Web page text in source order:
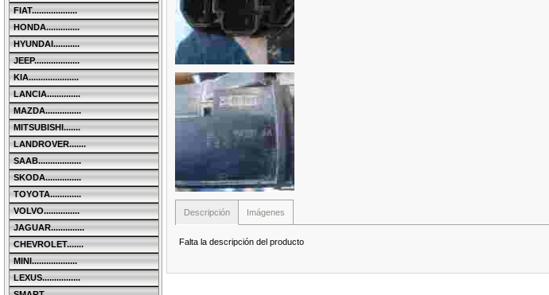
FIAT...................
HONDA..............
HYUNDAI...........
JEEP...................
KIA.....................
LANCIA..............
MAZDA...............
MITSUBISHI.......
LANDROVER.......
SAAB..................
SKODA...............
TOYOTA.............
VOLVO...............
JAGUAR..............
CHEVROLET.......
MINI...................
LEXUS................
Descripción Imágenes
Falta la descripción del producto